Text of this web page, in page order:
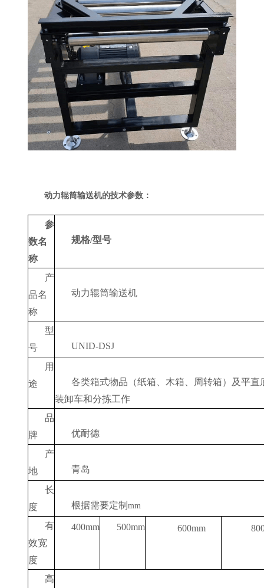
动力辊筒输送机的技术参数：
参
数名
称
规格/型号
产
品名
称
动力辊筒输送机
型
号
UNID-DSJ
用
途
各类箱式物品（纸箱、木箱、周转箱）及平
装卸车和分拣工作
品
牌
优耐德
产
地
青岛
长
度
根据需要定制 mm
有
效宽
度
400mm 500mm 600mm
高